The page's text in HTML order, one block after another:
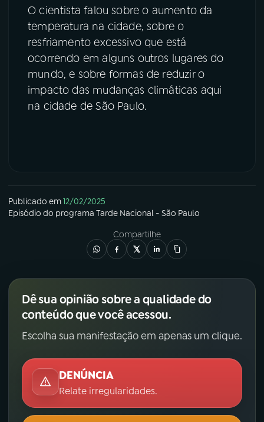
O cientista falou sobre o aumento da
temperatura na cidade, sobre o
resfriamento excessivo que está
ocorrendo em alguns outros lugares do
mundo, e sobre formas de reduzir o
impacto das mudanças climáticas aqui
na cidade de São Paulo.
Publicado em12/02/2025
Episódio do programa Tarde Nacional - São Paulo
Compartilhe
Dê sua opinião sobre a qualidade do
conteúdo que você acessou.
Escolha sua manifestação em apenas um clique.
DENÚNCIA
Relate irregularidades.